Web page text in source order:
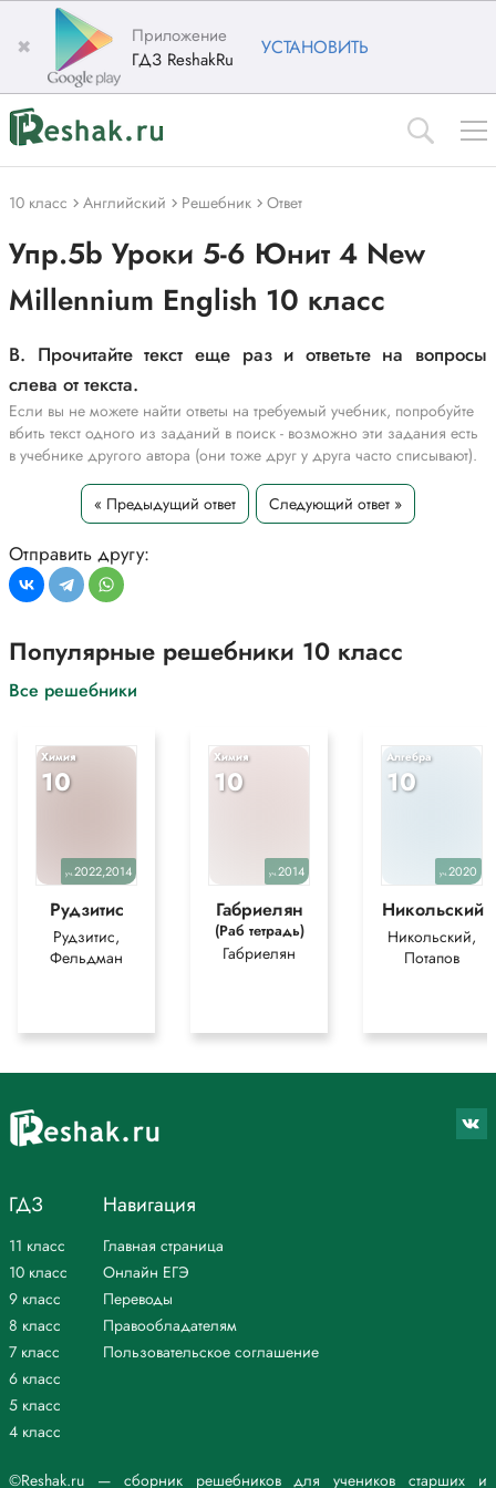
✖
Приложение
ГДЗ ReshakRu
УСТАНОВИТЬ
10 класс Английский Решебник Ответ
Упр.5b Уроки 5-6 Юнит 4 New
Millennium English 10 класс
B. Прочитайте текст еще раз и ответьте на вопросы
слева от текста.
Если вы не можете найти ответы на требуемый учебник, попробуйте
вбить текст одного из заданий в поиск - возможно эти задания есть
в учебнике другого автора (они тоже друг у друга часто списывают).
« Предыдущий ответ Следующий ответ »
Отправить другу:
Популярные решебники 10 класс
Все решебники
Химия
10
уч.2022,2014
Рудзитис
Рудзитис,
Фельдман
Химия
10
уч.2014
Габриелян
(Раб тетрадь)
Габриелян
Алгебра
10
уч.2020
Никольский
Никольский,
Потапов
©Reshak.ru — сборник решебников для учеников старших и
ГДЗ
11 класс
10 класс
9 класс
8 класс
7 класс
6 класс
5 класс
4 класс
Навигация
Главная страница
Онлайн ЕГЭ
Переводы
Правообладателям
Пользовательское соглашение